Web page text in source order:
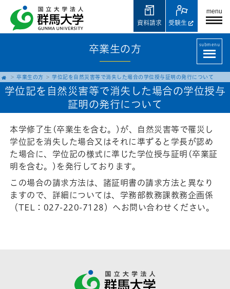
menu
受験生
資料請求
卒業生の方 submenu
卒業生の方 学位記を自然災害等で消失した場合の学位授与証明の発行について
学位記を自然災害等で消失した場合の学位授与
証明の発行について
本学修了生(卒業生を含む。)が、自然災害等で罹災し
学位記を消失した場合又はそれに準ずると学長が認め
た場合に、学位記の様式に準じた学位授与証明(卒業証
明を含む。)を発行しております。
この場合の請求方法は、諸証明書の請求方法と異なり
ますので、詳細については、学務部教務課教務企画係
（TEL：027-220-7128）へお問い合わせください。